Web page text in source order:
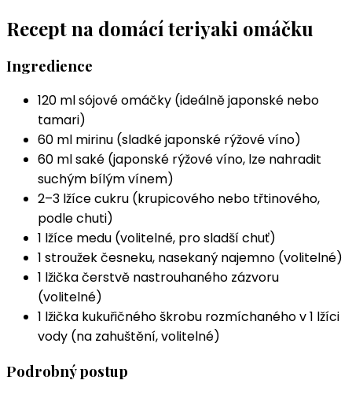
Recept na domácí teriyaki omáčku
Ingredience
120 ml sójové omáčky (ideálně japonské nebo
tamari)
60 ml mirinu (sladké japonské rýžové víno)
60 ml saké (japonské rýžové víno, lze nahradit
suchým bílým vínem)
2–3 lžíce cukru (krupicového nebo třtinového,
podle chuti)
1 lžíce medu (volitelné, pro sladší chuť)
1 stroužek česneku, nasekaný najemno (volitelné)
1 lžička čerstvě nastrouhaného zázvoru
(volitelné)
1 lžička kukuřičného škrobu rozmíchaného v 1 lžíci
vody (na zahuštění, volitelné)
Podrobný postup